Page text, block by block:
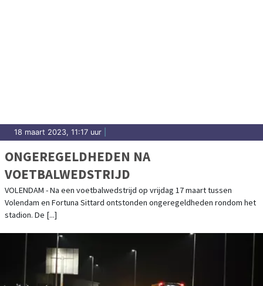
18 maart 2023, 11:17 uur
ONGEREGELDHEDEN NA
VOETBALWEDSTRIJD
VOLENDAM - Na een voetbalwedstrijd op vrijdag 17 maart tussen
Volendam en Fortuna Sittard ontstonden ongeregeldheden rondom het
stadion. De [...]